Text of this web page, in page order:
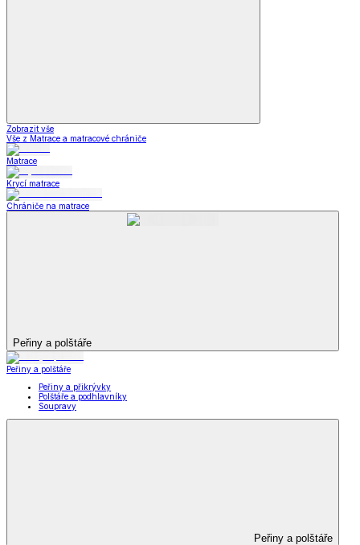
Zobrazit vše
Vše z Matrace a matracové chrániče
Matrace
Krycí matrace
Chrániče na matrace
Peřiny a polštáře
Peřiny a polštáře
Peřiny a přikrývky
Polštáře a podhlavníky
Soupravy
Peřiny a polštáře